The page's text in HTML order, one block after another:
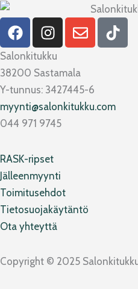
F
a
c
e
b
o
o
k
I
n
s
t
a
g
r
a
E
n
e
l
o
p
T
i
Salonkitukku
38200 Sastamala
Y-tunnus: 3427445-6
myynti@salonkitukku.com
044 971 9745
RASK-ripset
Jälleenmyynti
Toimitusehdot
Tietosuojakäytäntö
Ota yhteyttä
Copyright © 2025